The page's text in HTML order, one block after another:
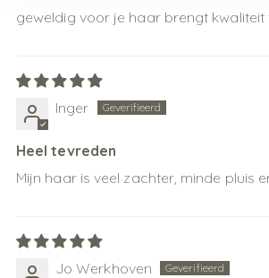
geweldig voor je haar brengt kwaliteit
Inger
Heel tevreden
Mijn haar is veel zachter, minde pluis
Jo Werkhoven